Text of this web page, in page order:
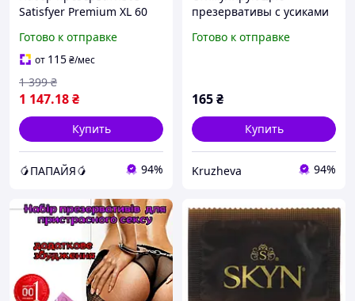
Satisfyer Premium XL 60
ощущений и защиты 100
штук
Готово к отправке
от 115₴/мес
1 147.18₴
1 399 ₴
Купить
🥭ПАПАЙЯ🥭 94%
презервативы с усиками
презервативы с усиками
Готово к отправке
165₴
Купить
Kruzheva 94%